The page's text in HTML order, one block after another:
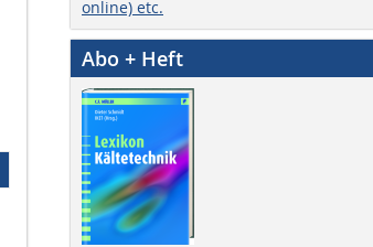
online) etc.
Abo + Heft